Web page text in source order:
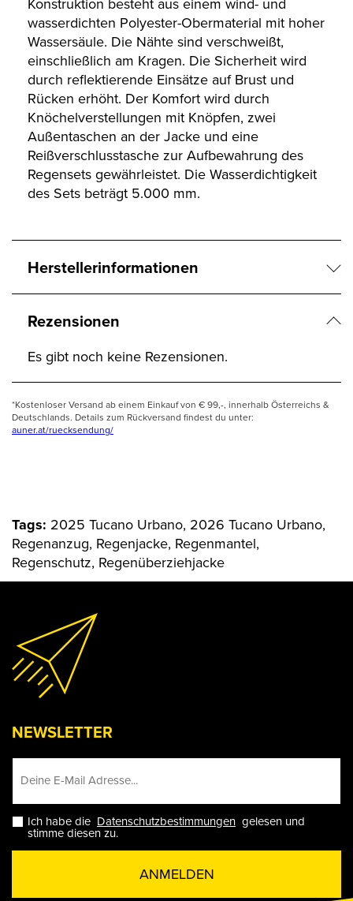
wasserdichten Polyester-Obermaterial mit hoher
Wassersäule. Die Nähte sind verschweißt,
einschließlich am Kragen. Die Sicherheit wird
durch reflektierende Einsätze auf Brust und
Rücken erhöht. Der Komfort wird durch
Knöchelverstellungen mit Knöpfen, zwei
Außentaschen an der Jacke und eine
Reißverschlusstasche zur Aufbewahrung des
Regensets gewährleistet. Die Wasserdichtigkeit
des Sets beträgt 5.000 mm.
Herstellerinformationen
Rezensionen
Es gibt noch keine Rezensionen.
*Kostenloser Versand ab einem Einkauf von € 99,-, innerhalb Österreichs &
Deutschlands. Details zum Rückversand findest du unter:
auner.at/ruecksendung/
Tags: 2025 Tucano Urbano, 2026 Tucano Urbano,
Regenanzug, Regenjacke, Regenmantel,
Regenschutz, Regenüberziehjacke
NEWSLETTER
Ich habe die Datenschutzbestimmungen gelesen und
stimme diesen zu.
ANMELDEN